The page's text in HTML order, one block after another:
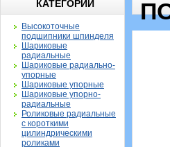
КАТЕГОРИИ
Высокоточные
подшипники шпинделя
Шариковые
радиальные
Шариковые радиально-
упорные
Шариковые упорные
Шариковые упорно-
радиальные
Роликовые радиальные
с короткими
цилиндрическими
роликами